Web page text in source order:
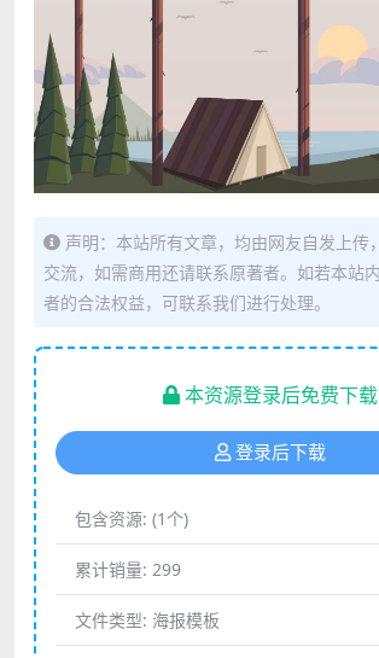
声明：本站所有文章，均由网友自发上传
交流，如需商用还请联系原著者。如若本站
者的合法权益，可联系我们进行处理。
本资源登录后免费下载
登录后下载
包含资源: (1个)
累计销量: 299
文件类型: 海报模板